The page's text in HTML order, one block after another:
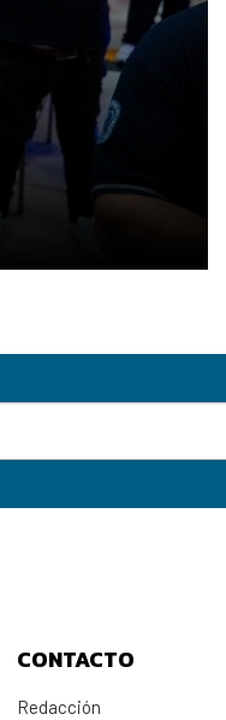
CONTACTO
Redacción